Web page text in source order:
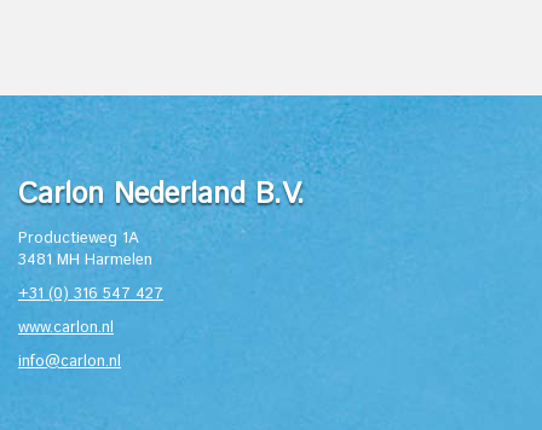
Carlon Nederland B.V.
Productieweg 1A
3481 MH Harmelen
+31 (0) 316 547 427
www.carlon.nl
info@carlon.nl